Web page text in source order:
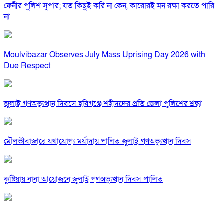
ফেনীর পুলিশ সুপার; যত কিছুই করি না কেন, কারোরই মন রক্ষা করতে পারি
না
Moulvibazar Observes July Mass Uprising Day 2026 with
Due Respect
জুলাই গণঅভ্যুত্থান দিবসে হবিগঞ্জে শহীদদের প্রতি জেলা পুলিশের শ্রদ্ধা
মৌলভীবাজারে যথাযোগ্য মর্যাদায় পালিত জুলাই গণঅভ্যুত্থান দিবস
কুষ্টিয়ায় নানা আয়োজনে জুলাই গণঅভ্যুত্থান দিবস পালিত